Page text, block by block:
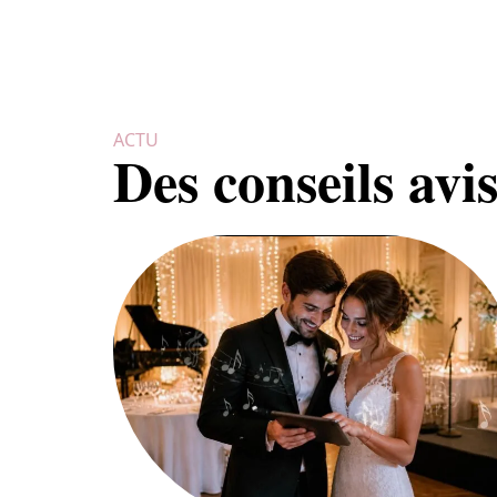
ACTU
Des conseils